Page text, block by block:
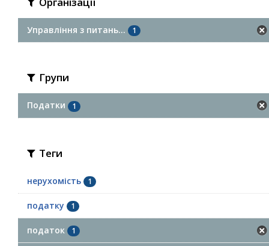
Управління з питань... 1
Групи
Податки 1
Теги
нерухомість 1
податку 1
податок 1